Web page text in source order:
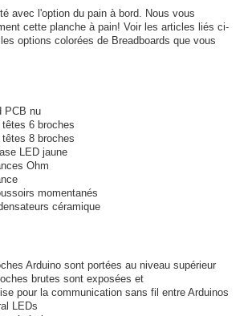
avec l'option du pain à bord. Nous vous
cette planche à pain! Voir les articles liés ci-
options colorées de Breadboards que vous
PCB nu
6 broches
8 broches
LED jaune
Ohm
momentanés
céramique
Arduino sont portées au niveau supérieur
brutes sont exposées et
pour la communication sans fil entre Arduinos
LEDs